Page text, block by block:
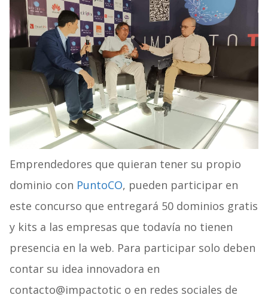
Emprendedores que quieran tener su propio
dominio con PuntoCO, pueden participar en
este concurso que entregará 50 dominios gratis
y kits a las empresas que todavía no tienen
presencia en la web. Para participar solo deben
contar su idea innovadora en
contacto@impactotic o en redes sociales de